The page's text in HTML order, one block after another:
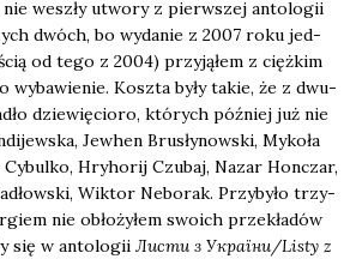
weszły utwo­ry z pierw­szej anto­lo­gii
dwóch, bo wyda­nie z 2007 roku jed­
od tego z 2004) przy­ją­łem z cięż­kim
wyba­wie­nie. Kosz­ta były takie, że z dwu­
dzie­wię­cio­ro, któ­rych póź­niej już nie
Jewhen Bru­sły­now­ski, Myko­ła
Cybul­ko, Hry­ho­rij Czu­baj, Nazar Hon­czar,
Wik­tor Nebo­rak. Przy­by­ło trzy­
nie obło­ży­łem swo­ich prze­kła­dów
się w anto­lo­gii Листи з України/Listy z